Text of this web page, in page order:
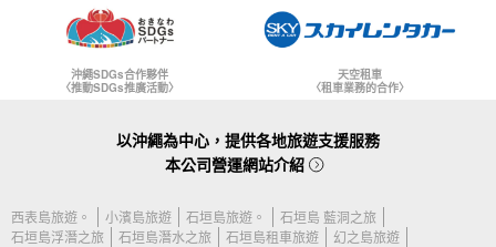
沖繩SDGs合作夥伴
〈推動SDGs推廣活動〉
天空租車
〈租車業務的合作〉
以沖繩為中心，提供各地旅遊支援服務
本公司營運網站介紹
西表島旅遊。 小濱島旅遊 石垣島旅遊。
石垣島 藍洞之旅
石垣島浮潛之旅
石垣島潛水之旅 石垣島租車旅遊 幻之島旅遊